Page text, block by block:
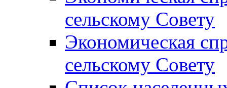
сельскому Совету
Экономическая
сельскому Совету